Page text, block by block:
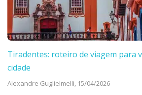
Tiradentes: roteiro de viagem para
cidade
Alexandre Guglielmelli, 15/04/2026